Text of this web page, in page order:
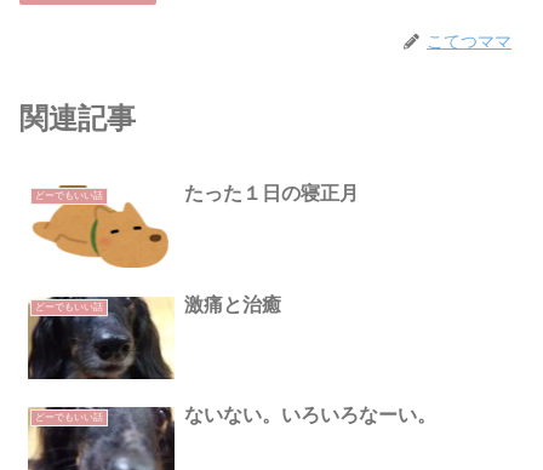
こてつママ
関連記事
どーでもいい話 たった１日の寝正月
どーでもいい話 激痛と治癒
どーでもいい話 ないない。いろいろなーい。